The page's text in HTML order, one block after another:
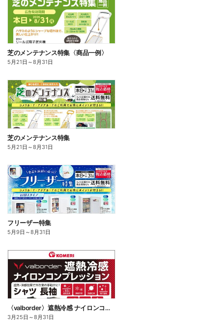
芝のメンテナンス特集〈商品一例〉
5月21日 ～8月31日
芝のメンテナンス特集
5月21日 ～8月31日
フリーザー特集
5月9日 ～8月31日
〈valborder〉遮熱冷感 ナイロンコンプレッション
3月25日 ～8月31日